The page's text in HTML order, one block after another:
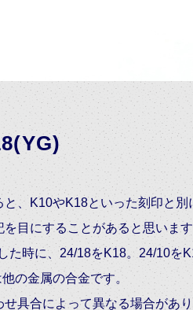
、K10やK18といった刻印と
目にすることがあると思いま
た時に、24/18をK18。24/10を
の金属の合金です。
具合によって異なる場合があ